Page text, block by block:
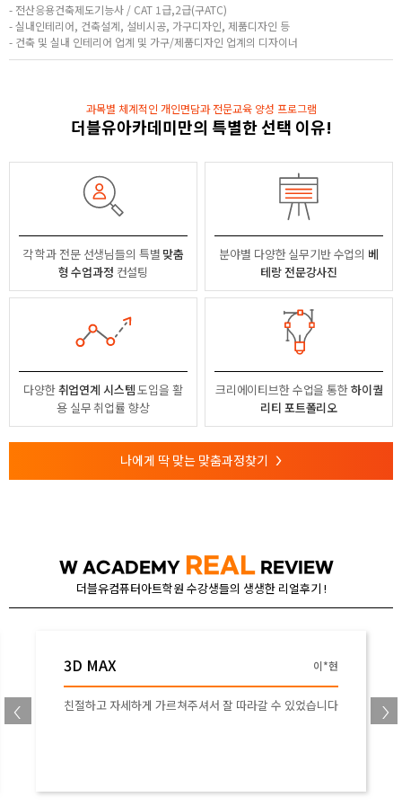
- 전산응용건축제도기능사 / CAT 1급,2급(구ATC)
- 실내인테리어, 건축설계, 설비시공, 가구디자인, 제품디자인 등
- 건축 및 실내 인테리어 업계 및 가구/제품디자인 업계의 디자이너
과목별 체계적인 개인면담과 전문교육 양성 프로그램
더블유아카데미만의 특별한 선택 이유!
각 학과 전문 선생님들의 특별 맞춤
형 수업과정 컨설팅
분야별 다양한 실무기반 수업의 베
테랑 전문강사진
다양한취업연계 시스템도입을 활
용실무 취업률 향상
크리에이티브한 수업을 통한하이퀄
리티 포트폴리오
나에게 딱 맞는 맞춤과정찾기 >
W ACADEMY REAL REVIEW
더블유컴퓨터아트학원 수강생들의 생생한 리얼후기 !
3D MAX 이*현
친절하고 자세하게 가르쳐주셔서 잘 따라갈 수 있었습니다